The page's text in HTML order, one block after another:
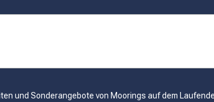
und Sonderangebote von Moorings auf dem